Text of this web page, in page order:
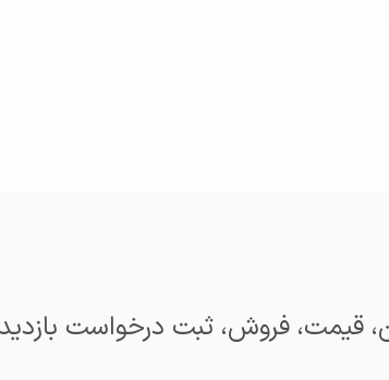
قیمت، فروش، ثبت درخواست